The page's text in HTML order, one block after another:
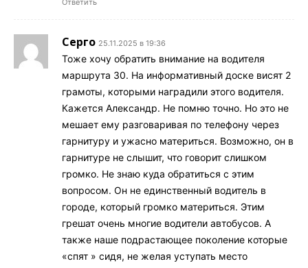
Ответить
Серго 25.11.2025 в 19:36
Тоже хочу обратить внимание на водителя
маршрута 30. На информативный доске висят 2
грамоты, которыми наградили этого водителя.
Кажется Александр. Не помню точно. Но это не
мешает ему разговаривая по телефону через
гарнитуру и ужасно материться. Возможно, он в
гарнитуре не слышит, что говорит слишком
громко. Не знаю куда обратиться с этим
вопросом. Он не единственный водитель в
городе, который громко материться. Этим
грешат очень многие водители автобусов. А
также наше подрастающее поколение которые
«спят » сидя, не желая уступать место